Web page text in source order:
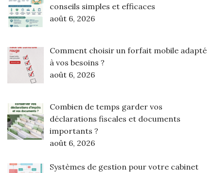
conseils simples et efficaces
août 6, 2026
Comment choisir un forfait mobile adapté
à vos besoins ?
août 6, 2026
Combien de temps garder vos
déclarations fiscales et documents
importants ?
août 6, 2026
Systèmes de gestion pour votre cabinet